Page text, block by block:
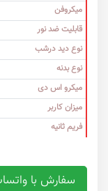
میکروفن
قابلیت ضد نور
نوع دید درشب
نوع بدنه
میکرو اس دی
میزان کاربر
فریم ثانیه
سفارش با